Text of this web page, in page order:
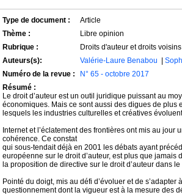
Type de document :
Article
Thème :
Libre opinion
Rubrique :
Droits d'auteur et droits voisins
Auteurs(s):
Valérie-Laure Benabou
Numéro de la revue :
N° 65 - octobre 2017
Résumé :
Le droit d’auteur est un outil juridique puissant au
économiques. Mais ce sont aussi des digues de
lesquels les industries culturelles et créatives
Internet et l’éclatement des frontières ont mis au
cohérence. Ce constat
qui sous-tendait déjà en 2001 les débats ayant
européenne sur le droit d’auteur, est plus que jamais
la proposition de directive sur le droit d’auteur dans
Pointé du doigt, mis au défi d’évoluer et de
questionnement dont la vigueur est à la mesure des